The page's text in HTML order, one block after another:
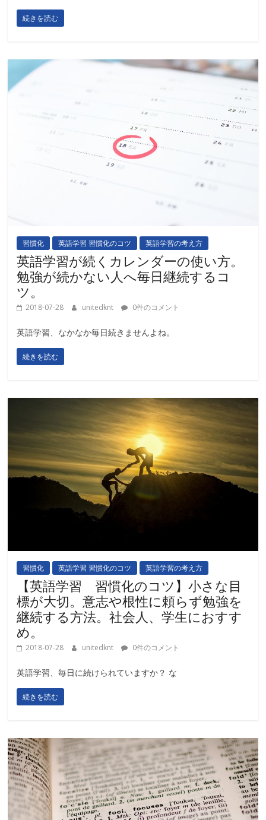
続きを読む
習慣化 英語学習 習慣化のコツ 英語学習の考え方
英語学習が続くカレンダーの使い方。
勉強が続かない人へ毎日継続するコ
ツ。
2018-07-28 unitedknt 0件のコメント
英語学習、なかなか毎日続きませんよね。
続きを読む
習慣化 英語学習 習慣化のコツ 英語学習の考え方
【英語学習 習慣化のコツ】小さな目
標が大切。意志や根性に頼らず勉強を
継続する方法。社会人、学生におすす
め。
2018-07-28 unitedknt 0件のコメント
英語学習、毎日に続けられていますか？ な
続きを読む